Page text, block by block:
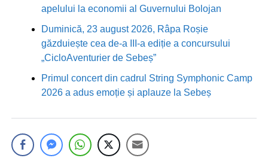
apelului la economii al Guvernului Bolojan
Duminică, 23 august 2026, Râpa Roșie
găzduiește cea de-a III-a ediție a concursului
„CicloAventurier de Sebeș”
Primul concert din cadrul String Symphonic Camp
2026 a adus emoție și aplauze la Sebeș